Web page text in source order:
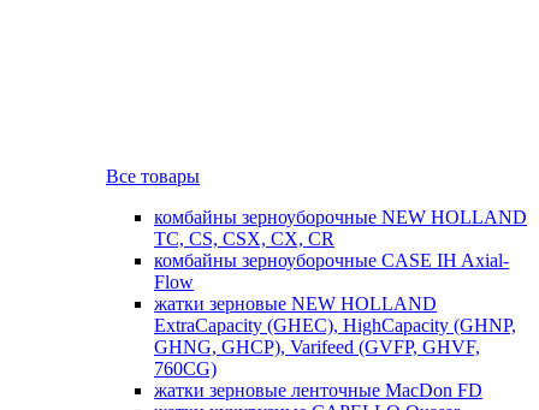
Все товары
комбайны зерноуборочные NEW HOLLAND
TC, CS, CSX, CX, CR
комбайны зерноуборочные CASE IH Axial-
Flow
жатки зерновые NEW HOLLAND
ExtraCapacity (GHEC), HighCapacity (GHNP,
GHNG, GHCP), Varifeed (GVFP, GHVF,
760CG)
жатки зерновые ленточные MacDon FD